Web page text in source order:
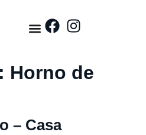
Horno de
– Casa